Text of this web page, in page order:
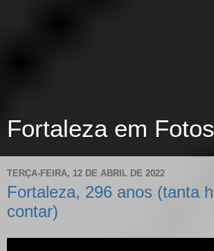
Fortaleza em
TERÇA-FEIRA, 12 DE ABRIL DE 2022
Fortaleza, 296 anos (tanta
contar)